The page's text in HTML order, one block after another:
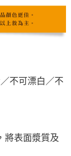
不可漂白／不
將表面漿質及